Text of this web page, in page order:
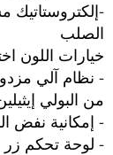
-إلكتروستاتيك
الصلب
خيارات اللون
- نظام آلي
من البولي
- إمكانية نفض
- لوحة تحكم زر